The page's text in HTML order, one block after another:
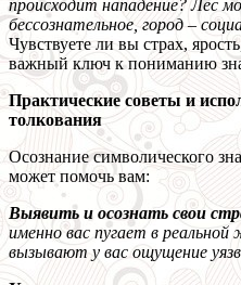
происходит нападение? Лес
бессознательное, город –
Чувствуете ли вы страх,
важный ключ к пониманию
Практические советы и
толкования
Осознание символического
может помочь вам:
Выявить и осознать свои
именно вас пугает в
вызывают у вас ощущение